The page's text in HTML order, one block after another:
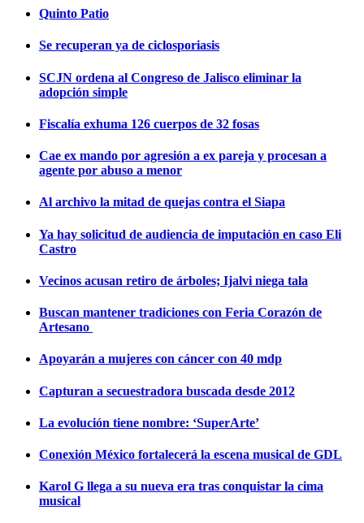
Quinto Patio
Se recuperan ya de ciclosporiasis
SCJN ordena al Congreso de Jalisco eliminar la
adopción simple
Fiscalía exhuma 126 cuerpos de 32 fosas
Cae ex mando por agresión a ex pareja y procesan a
agente por abuso a menor
Al archivo la mitad de quejas contra el Siapa
Ya hay solicitud de audiencia de imputación en caso Eli
Castro
Vecinos acusan retiro de árboles; Ijalvi niega tala
Buscan mantener tradiciones con Feria Corazón de
Artesano
Apoyarán a mujeres con cáncer con 40 mdp
Capturan a secuestradora buscada desde 2012
La evolución tiene nombre: ‘SuperArte’
Conexión México fortalecerá la escena musical de GDL
Karol G llega a su nueva era tras conquistar la cima
musical